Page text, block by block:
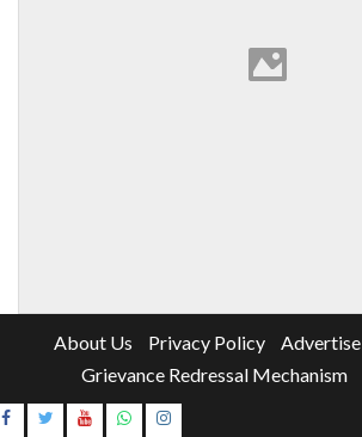
About Us Privacy Policy Advertise
Grievance Redressal Mechanism
Instagram